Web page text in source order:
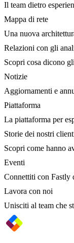
Il team dietro
Mappa di rete
Una nuova
Relazioni con gli
Scopri cosa dicono
Notizie
Aggiornamenti e
Piattaforma
La piattaforma per
Storie dei nostri
Scopri come hanno
Eventi
Connettiti con Fastly
Lavora con noi
Unisciti al team che